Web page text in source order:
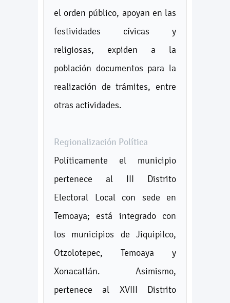
el orden público, apoyan en las
festividades cívicas y
religiosas, expiden a la
población documentos para la
realización de trámites, entre
otras actividades.
Regionalización Política
Políticamente el municipio
pertenece al III Distrito
Electoral Local con sede en
Temoaya; está integrado con
los municipios de Jiquipilco,
Otzolotepec, Temoaya y
Xonacatlán. Asimismo,
pertenece al XVIII Distrito